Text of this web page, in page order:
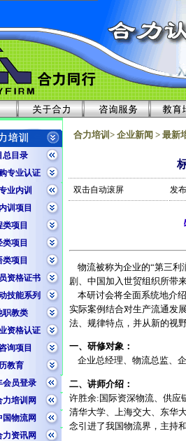
总目录
专业认证
业内训
训项目
类项目
类项目
类项目
资格证书
技能系列
职教类
资格认证
询项目
教育
会员登录
力培训网
国物流网
力资讯网
合力培训> 企业新闻 > 最新
双击自动滚屏 发
物流被称为企业的“第三利
剧、中国加入世贸组织所带
本研讨会将全面系统地介
实际案例结合对生产流通发
法、规律特点，并从新的视
一、研修对象：
企业总经理、物流总监、
二、讲师介绍：
许胜余:国际资深物流、供应
清华大学、上海交大、东华
念引进了我国物流界，主持